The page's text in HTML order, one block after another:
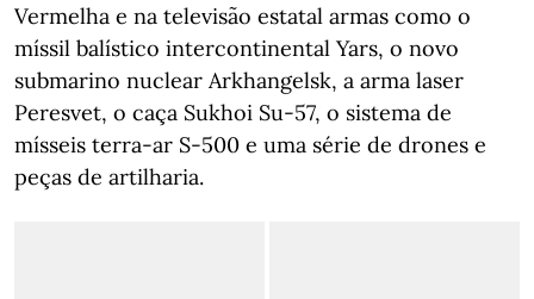
Vermelha e na televisão estatal armas como o
míssil balístico intercontinental Yars, o novo
submarino nuclear Arkhangelsk, a arma laser
Peresvet, o caça Sukhoi Su-57, o sistema de
mísseis terra-ar S-500 e uma série de drones e
peças de artilharia.